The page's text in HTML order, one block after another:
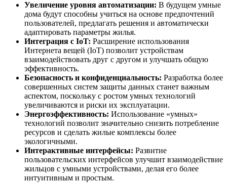
Увеличение уровня автоматизации: В будущем умные
дома будут способны учиться на основе предпочтений
пользователей, предлагать решения и автоматически
адаптировать параметры жилья.
Интеграция с IoT: Расширение использования
Интернета вещей (IoT) позволит устройствам
взаимодействовать друг с другом и улучшать общую
эффективность.
Безопасность и конфиденциальность: Разработка более
совершенных систем защиты данных станет важным
аспектом, поскольку с ростом умных технологий
увеличиваются и риски их эксплуатации.
Энергоэффективность: Использование «умных»
технологий позволит значительно снизить потребление
ресурсов и сделать жилые комплексы более
экологичными.
Интерактивные интерфейсы: Развитие
пользовательских интерфейсов улучшит взаимодействие
жильцов с умными устройствами, делая его более
интуитивным и простым.